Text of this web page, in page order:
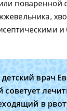
поваренной
врач
советует
в